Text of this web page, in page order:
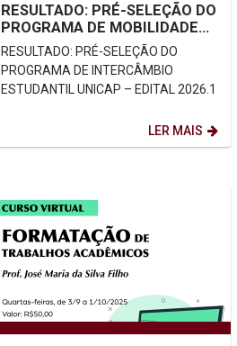
RESULTADO: PRÉ-SELEÇÃO DO
PROGRAMA DE MOBILIDADE
ACADÊMICA/INTERCÂMBIO
ESTUDANTIL UNICAP –
EDITAL...
RESULTADO: PRÉ-SELEÇÃO DO
PROGRAMA DE INTERCÂMBIO
ESTUDANTIL UNICAP – EDITAL 2026.1
LER MAIS